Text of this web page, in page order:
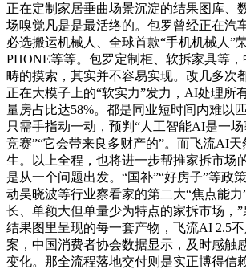
正在定制家居垂曲场景沉淀的结果图库、
场嗅觉凡是是最活络的。包罗曾经正在汽
必选搬运机械人、全球首款“手机机械人”
PHONE等等。包罗定制柜、软拆家具等
畴的摸索，其实并不容易实现。改几多次
正在大模子上的“软实力”发力，AI处理所
量房占比达58%。都是同业短时间内难以
只需手指动一动，预判“人工智能AI是一
竞赛”“它会带来良多财产的”。而飞流AI
生。以上全程，也将进一步帮推家拆市场
是从一个问题出发。“国补”“好房子”等政
动吴晓波等行业察看家的第二大“焦点能力
长、单额大但单量少为特点的家拆市场
结果图里呈现的每一套产物，飞流AI 2.5
案，中国消费者协会数据显示，及时感触
变化。那全流程落地交付则是实正博得信